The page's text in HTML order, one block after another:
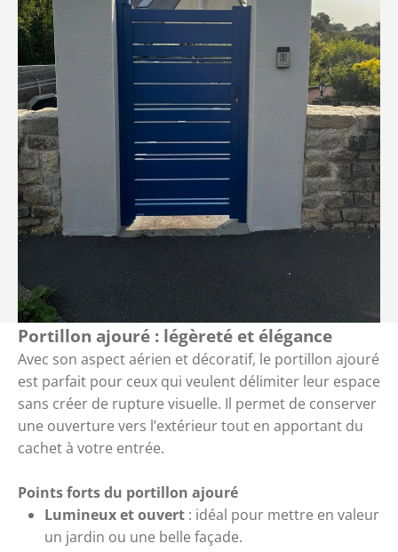
Portillon ajouré : légèreté et élégance
Avec son aspect aérien et décoratif, le portillon ajouré
est parfait pour ceux qui veulent délimiter leur espace
sans créer de rupture visuelle. Il permet de conserver
une ouverture vers l’extérieur tout en apportant du
cachet à votre entrée.
Points forts du portillon ajouré
Lumineux et ouvert : idéal pour mettre en valeur
un jardin ou une belle façade.